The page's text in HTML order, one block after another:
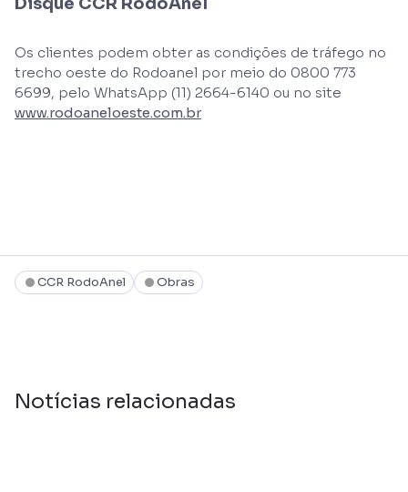
Os clientes podem obter as condições de tráfego no
trecho oeste do Rodoanel por meio do 0800 773
6699, pelo WhatsApp (11) 2664-6140 ou no site
www.rodoaneloeste.com.br
CCR RodoAnel Obras
Notícias relacionadas